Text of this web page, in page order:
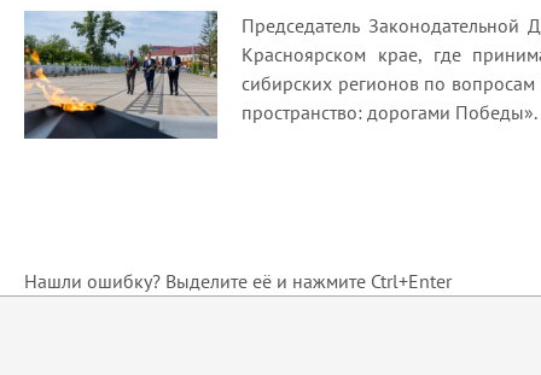
Председатель
Красноярском крае, где
сибирских регионов по
пространство: дорогами Победы».
Нашли ошибку? Выделите её и нажмите Ctrl+Enter